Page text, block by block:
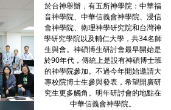
於台神舉辦，有五所神學院：中華福
音神學院、中華信義會神學院、浸信
會神學院、衛理神學研究院和台灣神
學研究學院以及輔仁大學，共34名師
生與會。神碩博生研討會最早開始是
於90年代，傳統上是設有神碩博士班
的神學院參加。不過今年開始邀請大
專校院博士生參與發表，希望開廣研
究生更多觸角。明年研討會的地點在
中華信義會神學院。